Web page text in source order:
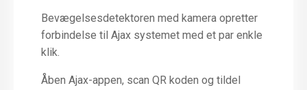
Bevægelsesdetektoren med kamera opretter
forbindelse til Ajax systemet med et par enkle
klik.
Åben Ajax-appen, scan QR koden og tildel